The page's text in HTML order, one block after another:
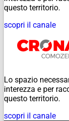
questo territorio.
scopri il canale
Lo spazio
interezza e per
questo territorio.
scopri il canale